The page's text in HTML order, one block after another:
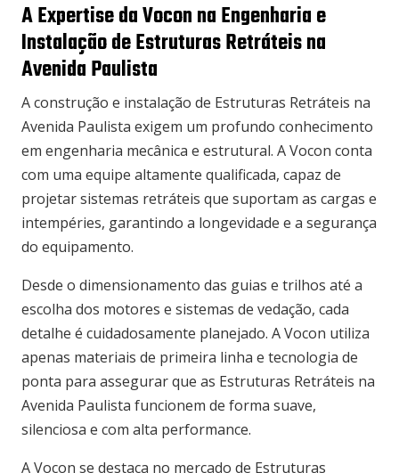
A Expertise da Vocon na Engenharia e
Instalação de Estruturas Retráteis na
Avenida Paulista
A construção e instalação de Estruturas Retráteis na
Avenida Paulista exigem um profundo conhecimento
em engenharia mecânica e estrutural. A Vocon conta
com uma equipe altamente qualificada, capaz de
projetar sistemas retráteis que suportam as cargas e
intempéries, garantindo a longevidade e a segurança
do equipamento.
Desde o dimensionamento das guias e trilhos até a
escolha dos motores e sistemas de vedação, cada
detalhe é cuidadosamente planejado. A Vocon utiliza
apenas materiais de primeira linha e tecnologia de
ponta para assegurar que as Estruturas Retráteis na
Avenida Paulista funcionem de forma suave,
silenciosa e com alta performance.
A Vocon se destaca no mercado de Estruturas